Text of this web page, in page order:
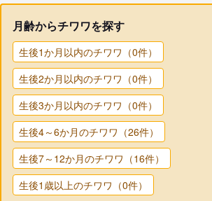
月齢からチワワを探す
生後1か月以内のチワワ（0件）
生後2か月以内のチワワ（0件）
生後3か月以内のチワワ（0件）
生後4～6か月のチワワ（26件）
生後7～12か月のチワワ（16件）
生後1歳以上のチワワ（0件）